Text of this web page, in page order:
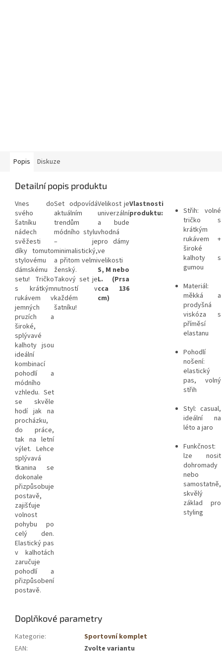
Popis Diskuze
Detailní popis produktu
Vnes do
svého
šatníku
nádech
svěžesti
díky tomuto
stylovému
dámskému
setu! Tričko
s krátkým
rukávem v
jemných
pruzích a
široké,
splývavé
kalhoty jsou
ideální
kombinací
pohodlí a
módního
vzhledu. Set
se skvěle
hodí jak na
procházku,
do práce,
tak na letní
výlet. Lehce
splývavá
tkanina se
dokonale
přizpůsobuje
postavě,
zajišťuje
volnost
pohybu po
celý den.
Elastický pas
v kalhotách
zaručuje
pohodlí a
přizpůsobení
postavě.
Set odpovídá
aktuálním
trendům
módního stylu
– je
minimalistický,
a přitom velmi
ženský.
Takový set je
nutností v
každém
šatníku!
Velikost je
univerzální
a bude
vhodná
pro dámy
ve
velikosti
S, M nebo
L. (Prsa
cca 136
cm)
Vlastnosti
produktu:
Střih: volné
tričko s
krátkým
rukávem +
široké
kalhoty s
gumou
Materiál:
měkká a
prodyšná
viskóza s
příměsí
elastanu
Pohodlí
nošení:
elastický
pas, volný
střih
Styl: casual,
ideální na
léto a jaro
Funkčnost:
lze nosit
dohromady
nebo
samostatně,
skvělý
základ pro
styling
Doplňkové parametry
Kategorie:
Sportovní komplet
EAN: Zvolte variantu